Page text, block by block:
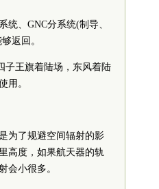
、GNC分系统(制导、
返回。
子王旗着陆场，东风着陆
用。
为了规避空间辐射的影
高度，如果航天器的轨
会小很多。